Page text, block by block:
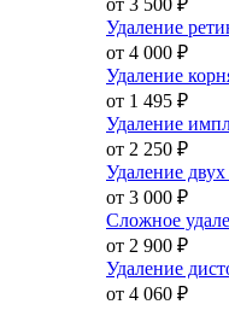
от 3 500 ₽
Удаление
от 4 000 ₽
Удаление
от 1 495 ₽
Удаление
от 2 250 ₽
Удаление двух
от 3 000 ₽
Сложное
от 2 900 ₽
Удаление
от 4 060 ₽